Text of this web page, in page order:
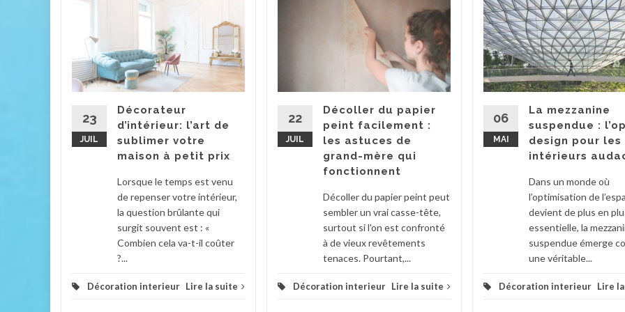
23
JUIL
Décorateur
d’intérieur: l’art de
sublimer votre
maison à petit prix
Lorsque le temps est venu
de repenser votre intérieur,
la question brûlante qui
surgit souvent est : «
Combien cela va-t-il coûter
?...
Décoration interieur Lire la suite
22
JUIL
Décoller du papier
peint facilement :
les astuces de
grand-mère qui
fonctionnent
Décoller du papier peint peut
sembler un vrai casse-tête,
surtout si l'on est confronté
à de vieux revêtements
tenaces. Pourtant,...
Décoration interieur Lire la suite
06
MAI
La mezzanine
suspendue :
design pour les
intérieurs
Dans un monde où
l’optimisation de
devient de plus en
essentielle, la
suspendue émerge
une véritable...
Décoration interieur Lire